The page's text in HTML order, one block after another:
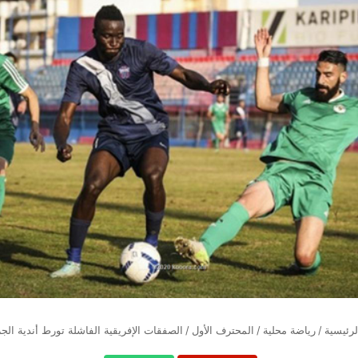
/ رياضة محلية / المحترف الأول / الصفقات الإفريقية الفاشلة تورط أندية